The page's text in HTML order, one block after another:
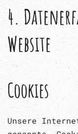
4.
Website
Cookies
Unsere